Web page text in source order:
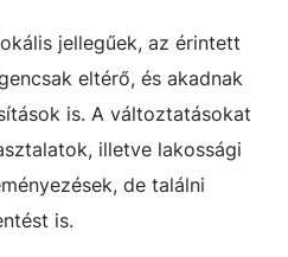
jellegűek, az érintett
eltérő, és akadnak
is. A változtatásokat
illetve lakossági
de találni
is.